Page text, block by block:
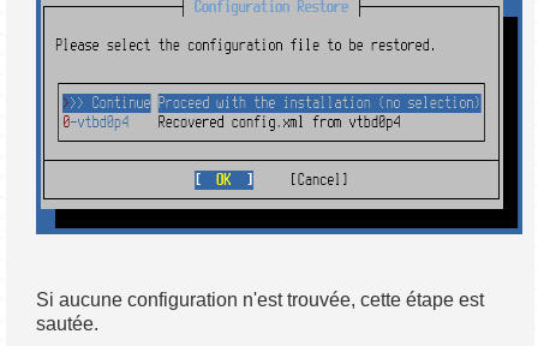
Si aucune configuration n'est trouvée, cette étape est
sautée.